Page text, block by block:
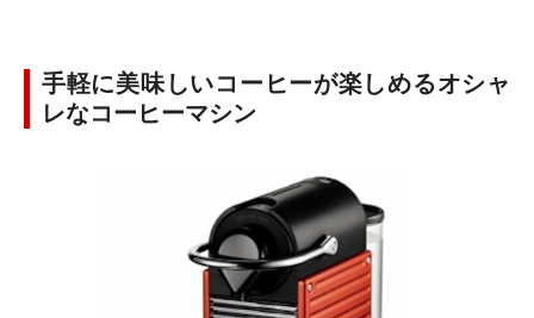
手軽に美味しいコーヒーが楽しめるオシャ
レなコーヒーマシン